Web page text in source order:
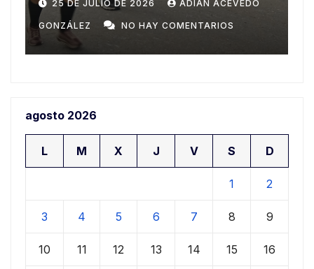
20 DE JULIO DE 2026 ADIAN ACEVEDO
GONZÁLEZ NO HAY COMENTARIOS
agosto 2026
L M X J V S D
1 2
3 4 5 6 7 8 9
10 11 12 13 14 15 16